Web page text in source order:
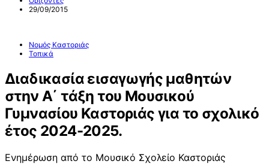
29/09/2015
Νομός Καστοριάς
Τοπικά
Διαδικασία εισαγωγής μαθητών
στην Α΄ τάξη του Μουσικού
Γυμνασίου Καστοριάς για το σχολικό
έτος 2024-2025.
Ενημέρωση από το Μουσικό Σχολείο Καστοριάς